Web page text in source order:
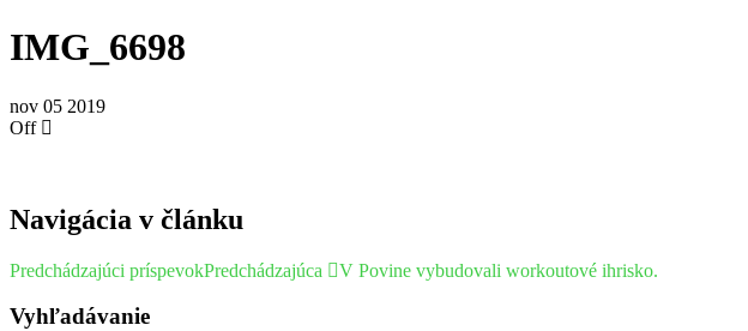
IMG_6698
nov 05 2019
Off
Navigácia v článku
Predchádzajúci príspevokPredchádzajúca V Povine vybudovali workoutové ihrisko.
Vyhľadávanie